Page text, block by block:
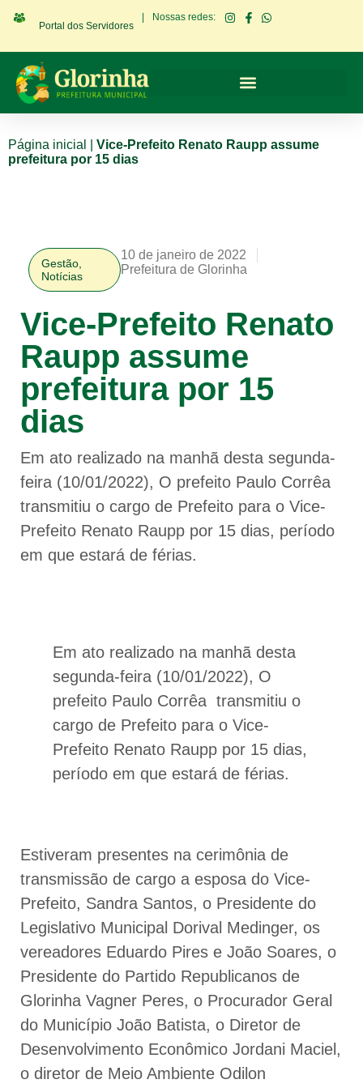
Portal dos Servidores
Nossas redes:
Página inicial
Vice-Prefeito Renato Raupp assume
prefeitura por 15 dias
Gestão
Notícias
10 de janeiro de 2022
Prefeitura de Glorinha
Vice-Prefeito Renato
Raupp assume
prefeitura por 15
dias
Em ato realizado na manhã desta segunda-
feira (10/01/2022), O prefeito Paulo Corrêa
transmitiu o cargo de Prefeito para o Vice-
Prefeito Renato Raupp por 15 dias, período
em que estará de férias.
Em ato realizado na manhã desta
segunda-feira (10/01/2022), O
prefeito Paulo Corrêa transmitiu o
cargo de Prefeito para o Vice-
Prefeito Renato Raupp por 15 dias,
período em que estará de férias.
Estiveram presentes na cerimônia de
transmissão de cargo a esposa do Vice-
Prefeito, Sandra Santos, o Presidente do
Legislativo Municipal Dorival Medinger, os
vereadores Eduardo Pires e João Soares, o
Presidente do Partido Republicanos de
Glorinha Vagner Peres, o Procurador Geral
do Município João Batista, o Diretor de
Desenvolvimento Econômico Jordani Maciel,
o diretor de Meio Ambiente Odilon